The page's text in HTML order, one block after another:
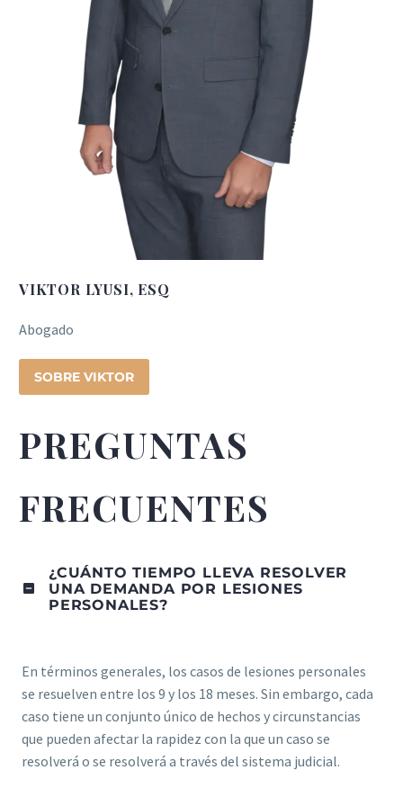
VIKTOR LYUSI, ESQ
Abogado
SOBRE VIKTOR
PREGUNTAS
FRECUENTES
¿CUÁNTO TIEMPO LLEVA RESOLVER
UNA DEMANDA POR LESIONES
PERSONALES?
En términos generales, los casos de lesiones personales
se resuelven entre los 9 y los 18 meses. Sin embargo, cada
caso tiene un conjunto único de hechos y circunstancias
que pueden afectar la rapidez con la que un caso se
resolverá o se resolverá a través del sistema judicial.